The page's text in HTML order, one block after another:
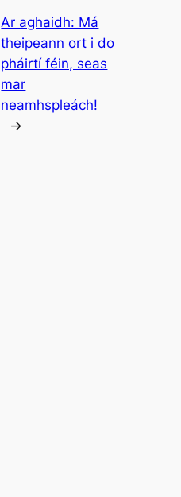
Ar aghaidh: Má
theipeann ort i do
pháirtí féin, seas
mar
neamhspleách!
→